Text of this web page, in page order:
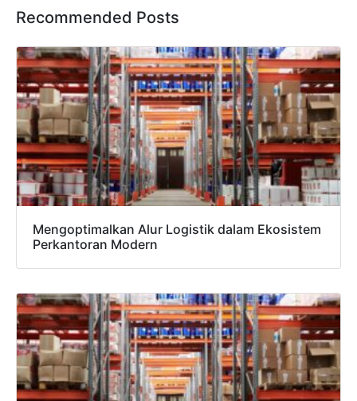
Recommended Posts
Mengoptimalkan Alur Logistik dalam Ekosistem
Perkantoran Modern